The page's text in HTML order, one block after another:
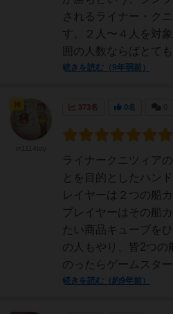
されるライナー・ク
す。２人〜４人を対
囲の人数ならばとて
続きを読む（9年弱前）
373名 0名
ライナークニツィア
とを目的としたハン
レイヤーは２つの船
プレイヤーはその船
たい商品キューブを
の人もやり、皆2つの
のったらゲームスタ
続きを読む（約9年前）
神